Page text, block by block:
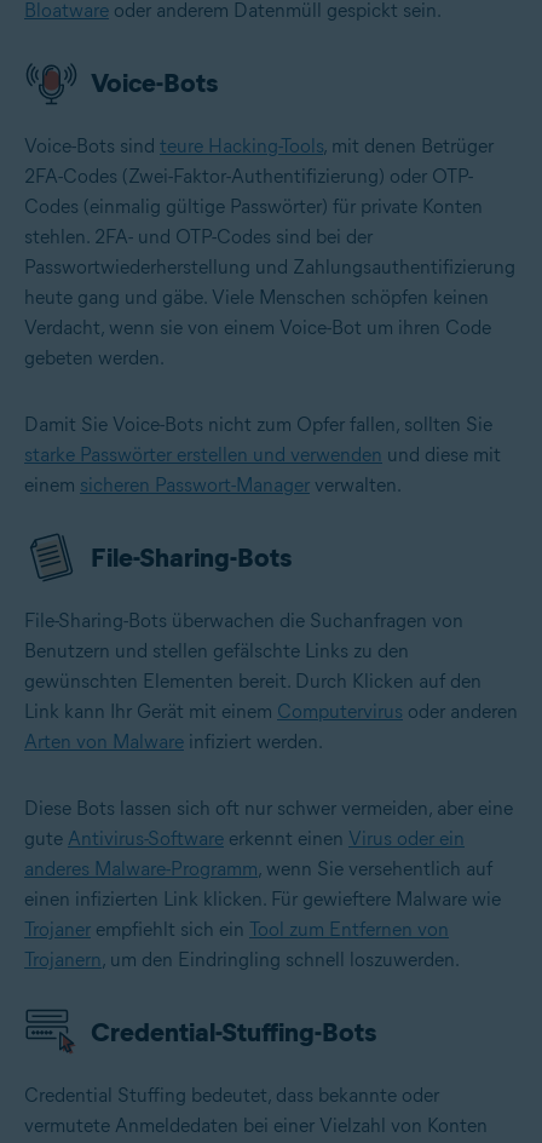
Bloatware oder anderem Datenmüll gespickt sein.
Voice-Bots
Voice-Bots sind teure Hacking-Tools, mit denen Betrüger
2FA-Codes (Zwei-Faktor-Authentifizierung) oder OTP-
Codes (einmalig gültige Passwörter) für private Konten
stehlen. 2FA- und OTP-Codes sind bei der
Passwortwiederherstellung und Zahlungsauthentifizierung
heute gang und gäbe. Viele Menschen schöpfen keinen
Verdacht, wenn sie von einem Voice-Bot um ihren Code
gebeten werden.
Damit Sie Voice-Bots nicht zum Opfer fallen, sollten Sie
starke Passwörter erstellen und verwenden und diese mit
einem sicheren Passwort-Manager verwalten.
File-Sharing-Bots
File-Sharing-Bots überwachen die Suchanfragen von
Benutzern und stellen gefälschte Links zu den
gewünschten Elementen bereit. Durch Klicken auf den
Link kann Ihr Gerät mit einem Computervirus oder anderen
Arten von Malware infiziert werden.
Diese Bots lassen sich oft nur schwer vermeiden, aber eine
gute Antivirus-Software erkennt einen Virus oder ein
anderes Malware-Programm, wenn Sie versehentlich auf
einen infizierten Link klicken. Für gewieftere Malware wie
Trojaner empfiehlt sich ein Tool zum Entfernen von
Trojanern , um den Eindringling schnell loszuwerden.
Credential-Stuffing-Bots
Credential Stuffing bedeutet, dass bekannte oder
vermutete Anmeldedaten bei einer Vielzahl von Konten